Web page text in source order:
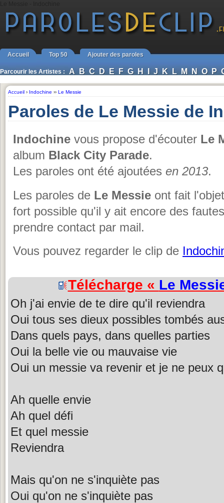
Accueil Top 50 Ajouter des paroles
Parcourir les Artistes : A B C D E F G H I J K L M N O P
Accueil › Indochine ›› Le Messie
Paroles de Le Messie de
Indochine vous propose d'écouter Le
album Black City Parade.
Les paroles ont été ajoutées en 2013.
Les paroles de Le Messie ont fait
fort possible qu'il y ait encore des
prendre contact par mail.
Vous pouvez regarder le clip de
Télécharge « Le
Oh j'ai envie de te dire qu'il reviendra
Oui tous ses dieux possibles tombés
Dans quels pays, dans quelles parties
Oui la belle vie ou mauvaise vie
Oui un messie va revenir et je ne peux
Ah quelle envie
Ah quel défi
Et quel messie
Reviendra
Mais qu'on ne s'inquiète pas
Oui qu'on ne s'inquiète pas